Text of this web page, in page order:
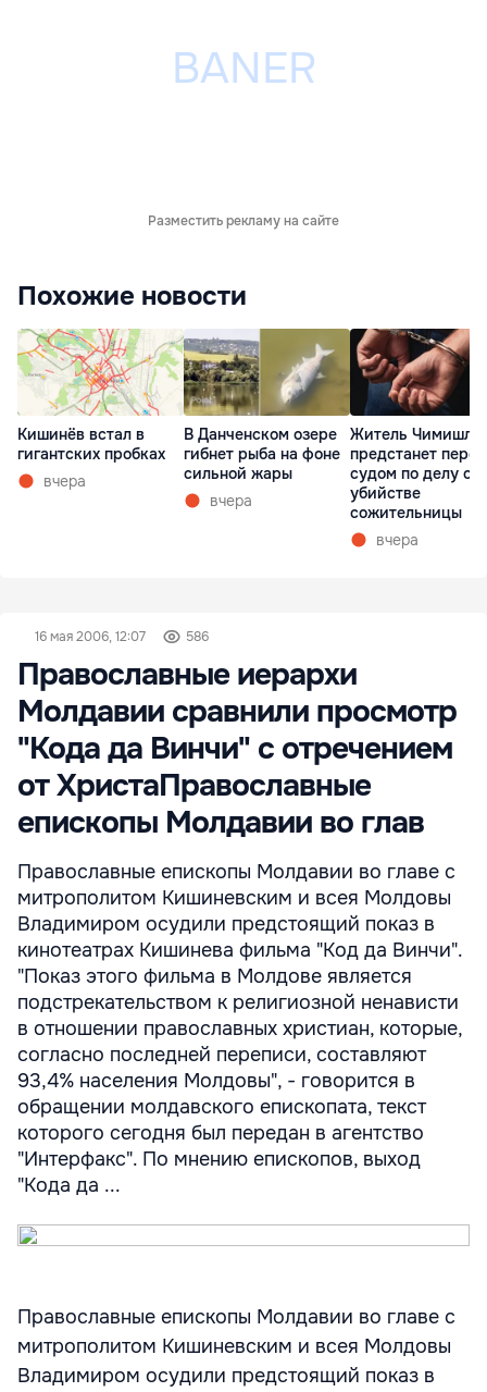
Разместить рекламу на сайте
Похожие новости
Кишинёв встал в
гигантских пробках
вчера
В Данченском озере
гибнет рыба на фоне
сильной жары
вчера
Житель
предстанет перед
судом по делу об
убийстве
сожительницы
вчера
16 мая 2006, 12:07 586
Православные иерархи
Молдавии сравнили просмотр
"Кода да Винчи" с отречением
от ХристаПравославные
епископы Молдавии во глав
Православные епископы Молдавии во главе с
митрополитом Кишиневским и всея Молдовы
Владимиром осудили предстоящий показ в
кинотеатрах Кишинева фильма "Код да Винчи".
"Показ этого фильма в Молдове является
подстрекательством к религиозной ненависти
в отношении православных христиан, которые,
согласно последней переписи, составляют
93,4% населения Молдовы", - говорится в
обращении молдавского епископата, текст
которого сегодня был передан в агентство
"Интерфакс". По мнению епископов, выход
"Кода да ...
Православные епископы Молдавии во главе с
митрополитом Кишиневским и всея Молдовы
Владимиром осудили предстоящий показ в